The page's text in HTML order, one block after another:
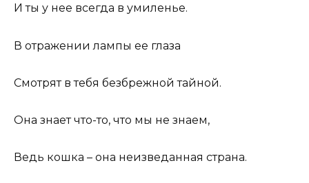
И ты у нее всегда в умиленье.
В отражении лампы ее глаза
Смотрят в тебя безбрежной тайной.
Она знает что-то, что мы не знаем,
Ведь кошка – она неизведанная страна.